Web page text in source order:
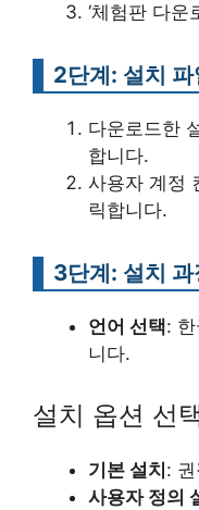
‘체험판 다운
2단계: 설치 파
다운로드한
합니다.
사용자 계정
릭합니다.
3단계: 설치 과
언어 선택:
니다.
설치 옵션 선
기본 설치:
사용자 정의